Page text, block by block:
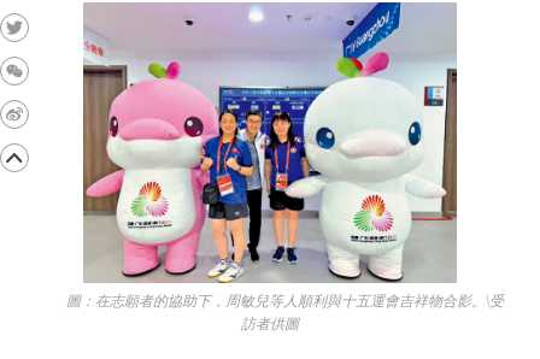
圖：在志願者的協助下，周敏兒等人順利與十五運會吉祥物合影。\受
訪者供圖